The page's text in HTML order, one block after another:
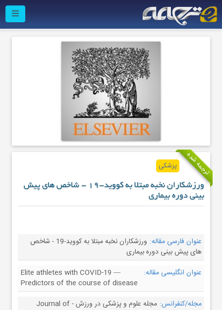
ترجمه شده پزشکی
ورزشکاران نخبه مبتلا به کووید-19 - شاخص های پیش
بینی دوره بیماری
عنوان فارسی مقاله:
ورزشکاران نخبه مبتلا به کووید-19 - شاخص
های پیش بینی دوره بیماری
عنوان انگلیسی مقاله:
Elite athletes with COVID-19 —
Predictors of the course of disease
مجله/کنفرانس:
مجله علوم و پزشکی در ورزش - Journal of